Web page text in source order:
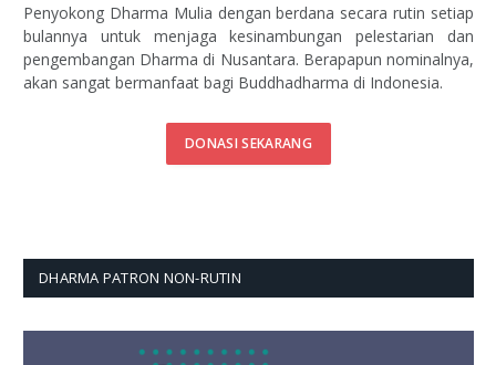
Penyokong Dharma Mulia dengan berdana secara rutin setiap
bulannya untuk menjaga kesinambungan pelestarian dan
pengembangan Dharma di Nusantara. Berapapun nominalnya,
akan sangat bermanfaat bagi Buddhadharma di Indonesia.
DONASI SEKARANG
DHARMA PATRON NON-RUTIN